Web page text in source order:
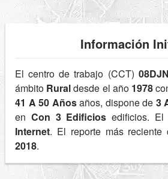
Información
El centro de trabajo (CCT)
ámbito Ruraldesde el año 1978
41 A 50 Añosaños, dispone de 3
en Con 3 Edificios edificios. El
Internet. El reporte más reciente
2018.